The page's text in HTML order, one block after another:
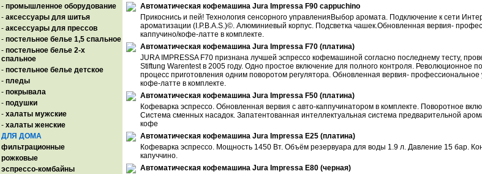
- промышленное оборудование
- аксессуары для шитья
- аксессуары для прессов
- постельное белье 1,5 спальное
- постельное белье 2-х
спальное
- постельное белье детское
- пледы
- покрывала
- подушки
- халаты мужские
- халаты женские
ДЛЯ ДОМА
фильтрационные
рожковые
эспрессо-комбайны
Автоматическая кофемашина Jura Impressa F90 cappuchino
Прикоснись и пей! Технология сенсорного управленияВыбор аромата. Подключение к сети
ароматизации (I.P.B.A.S.)©. Алюминиевый корпус. Подсветка чашек.Обновленная вервия-
каппучино/кофе-латте в комплекте.
Автоматическая кофемашина Jura Impressa F70 (платина)
JURA IMPRESSA F70 признана лучшей эспрессо кофемашиной согласно последнему тесту,
Stiftung Warentest в 2005 году. Одно простое включение для полного контроля. Революционное
процесс приготовления одним поворотом регулятора. Обновленная вервия- профессиональное
кофе-латте в комплекте.
Автоматическая кофемашина Jura Impressa F50 (платина)
Кофеварка эспрессо. Обновленная вервия с авто-каппучинатором в комплекте. Поворотное
Система сменных насадок. Запатентованная интеллектуальная система предварительной
кофе
Автоматическая кофемашина Jura Impressa E25 (платина)
Кофеварка эспрессо. Мощность 1450 Вт. Объём резервуара для воды 1.9 л. Давление 15 бар.
капуччино.
Автоматическая кофемашина Jura Impressa E80 (черная)